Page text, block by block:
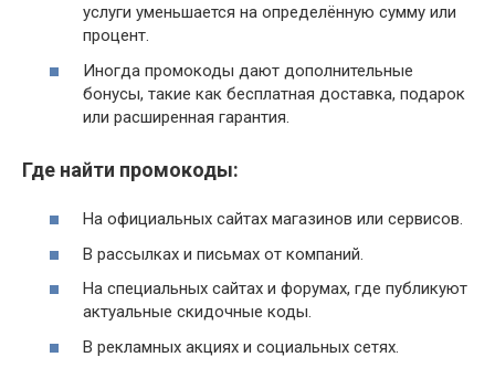
услуги уменьшается на определённую сумму или
процент.
Иногда промокоды дают дополнительные
бонусы, такие как бесплатная доставка, подарок
или расширенная гарантия.
Где найти промокоды:
На официальных сайтах магазинов или сервисов.
В рассылках и письмах от компаний.
На специальных сайтах и форумах, где публикуют
актуальные скидочные коды.
В рекламных акциях и социальных сетях.